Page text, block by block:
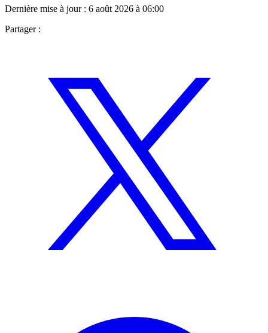
Dernière mise à jour : 6 août 2026 à 06:00
Partager :